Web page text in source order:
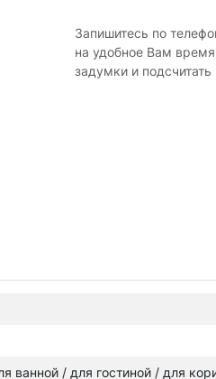
Запишитесь по
на удобное Вам
задумки и
ванной / для гостиной / для